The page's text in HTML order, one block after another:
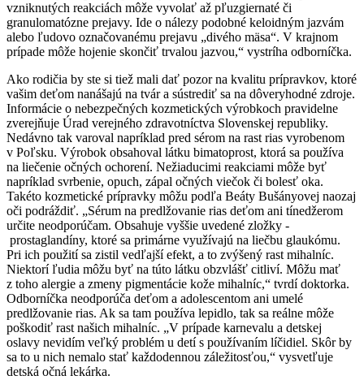
vzniknutých reakciách môže vyvolať až pľuzgiernaté či
granulomatózne prejavy. Ide o nálezy podobné keloidným jazvám
alebo ľudovo označovanému prejavu „divého mäsa“. V krajnom
prípade môže hojenie skončiť trvalou jazvou,“ vystríha odborníčka.
Ako rodičia by ste si tiež mali dať pozor na kvalitu prípravkov, ktoré
vašim deťom nanášajú na tvár a sústrediť sa na dôveryhodné zdroje.
Informácie o nebezpečných kozmetických výrobkoch pravidelne
zverejňuje Úrad verejného zdravotníctva Slovenskej republiky.
Nedávno tak varoval napríklad pred sérom na rast rias vyrobenom
v Poľsku. Výrobok obsahoval látku bimatoprost, ktorá sa používa
na liečenie očných ochorení. Nežiaducimi reakciami môže byť
napríklad svrbenie, opuch, zápal očných viečok či bolesť oka.
Takéto kozmetické prípravky môžu podľa Beáty Bušányovej naozaj
oči podráždiť. „Sérum na predlžovanie rias deťom ani tínedžerom
určite neodporúčam. Obsahuje vyššie uvedené zložky -
prostaglandíny, ktoré sa primárne využívajú na liečbu glaukómu.
Pri ich použití sa zistil vedľajší efekt, a to zvýšený rast mihalníc.
Niektorí ľudia môžu byť na túto látku obzvlášť citliví. Môžu mať
z toho alergie a zmeny pigmentácie kože mihalníc,“ tvrdí doktorka.
Odborníčka neodporúča deťom a adolescentom ani umelé
predlžovanie rias. Ak sa tam používa lepidlo, tak sa reálne môže
poškodiť rast našich mihalníc. „V prípade karnevalu a detskej
oslavy nevidím veľký problém u detí s používaním líčidiel. Skôr by
sa to u nich nemalo stať každodennou záležitosťou,“ vysvetľuje
detská očná lekárka.